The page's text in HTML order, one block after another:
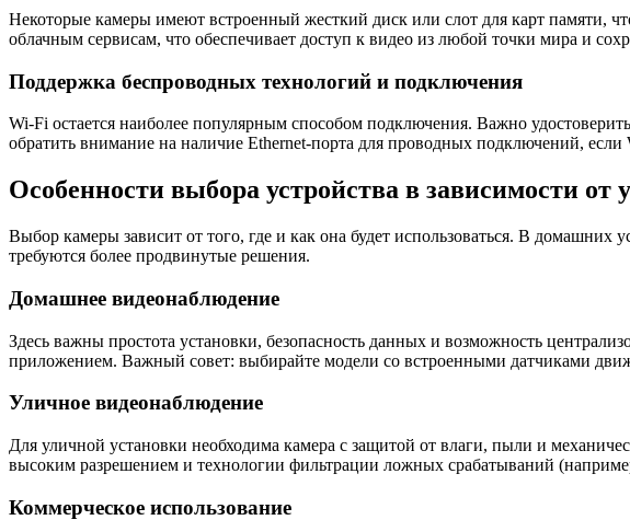
Некоторые камеры имеют встроенный жесткий диск или слот для карт памяти,
облачным сервисам, что обеспечивает доступ к видео из любой точки мира и
Поддержка беспроводных технологий и подключения
Wi-Fi остается наиболее популярным способом подключения. Важно
обратить внимание на наличие Ethernet-порта для проводных подключений,
Особенности выбора устройства в зависимости от
Выбор камеры зависит от того, где и как она будет использоваться. В
требуются более продвинутые решения.
Домашнее видеонаблюдение
Здесь важны простота установки, безопасность данных и возможность
приложением. Важный совет: выбирайте модели со встроенными датчиками
Уличное видеонаблюдение
Для уличной установки необходима камера с защитой от влаги, пыли и
высоким разрешением и технологии фильтрации ложных срабатываний
Коммерческое использование